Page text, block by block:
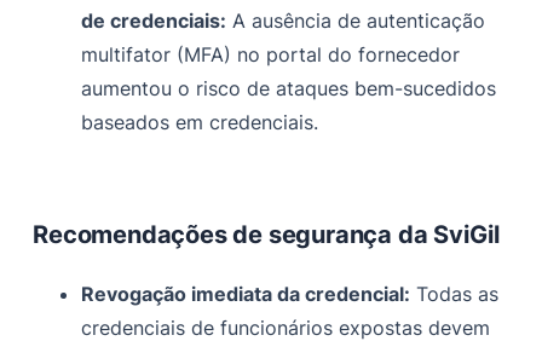
de credenciais: A ausência de autenticação
multifator (MFA) no portal do fornecedor
aumentou o risco de ataques bem-sucedidos
baseados em credenciais.
Recomendações de segurança da SviGil
Revogação imediata da credencial: Todas as
credenciais de funcionários expostas devem